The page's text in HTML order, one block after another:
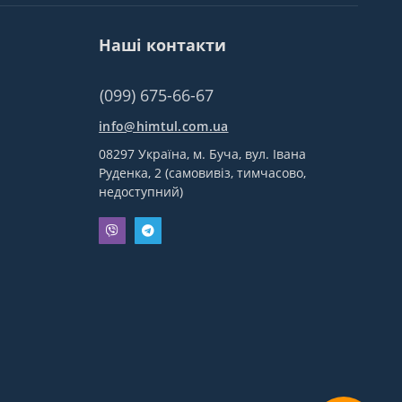
Наші контакти
(099) 675-66-67
info@himtul.com.ua
08297 Україна, м. Буча, вул. Івана
Руденка, 2 (самовивіз, тимчасово,
недоступний)